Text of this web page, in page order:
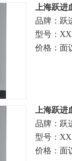
上海跃进
品牌：跃
型号：
价格：面
上海跃进
品牌：跃
型号：
价格：面